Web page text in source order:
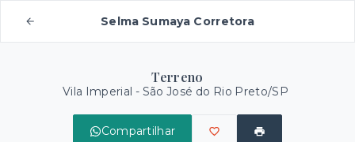
Selma Sumaya Corretora
Terreno
Vila Imperial - São José do Rio Preto/SP
Compartilhar